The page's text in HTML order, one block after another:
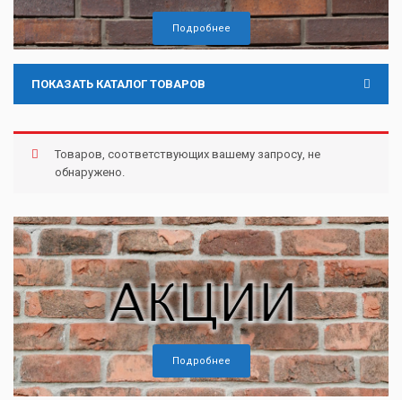
Подробнее
ПОКАЗАТЬ КАТАЛОГ ТОВАРОВ
Товаров, соответствующих вашему запросу, не
обнаружено.
Подробнее